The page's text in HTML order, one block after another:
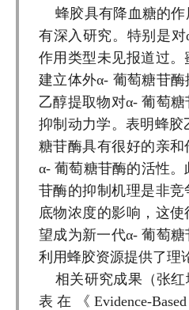
蜂胶具有降血糖的作
有深入研究。特别是对
作用类型未见报道过
建立体外α- 葡萄糖苷
乙醇提取物对α- 葡萄
抑制动力学。表明蜂胶
糖苷酶具有很好的亲和
α- 葡萄糖苷酶的活性
苷酶的抑制机理是非
底物浓度的影响，这
望成为新一代α- 葡萄
利用蜂胶资源提供了理
相关研究成果（张红
表在《Evidence-